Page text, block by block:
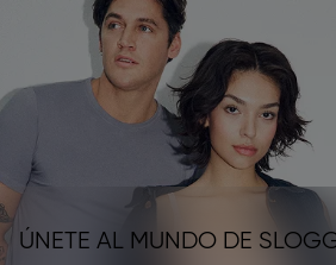
ÚNETE AL MUNDO DE